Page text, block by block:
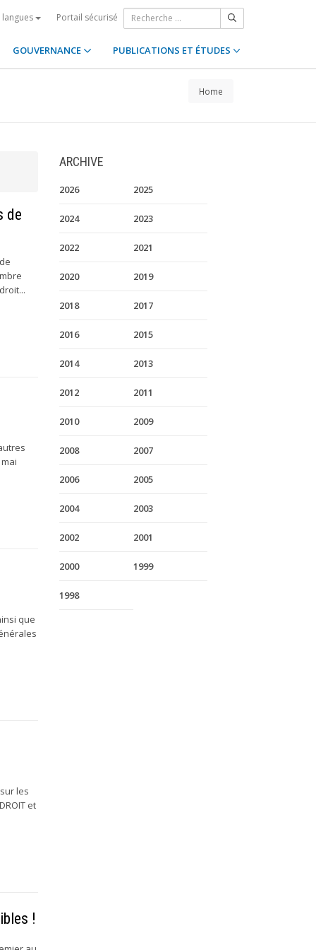
Portail sécurisé
GOUVERNANCE PUBLICATIONS ET ÉTUDES
Home
de
que
les
et
!
ARCHIVE
2026 2025
2024 2023
2022 2021
2020 2019
2018 2017
2016 2015
2014 2013
2012 2011
2010 2009
2008 2007
2006 2005
2004 2003
2002 2001
2000 1999
1998